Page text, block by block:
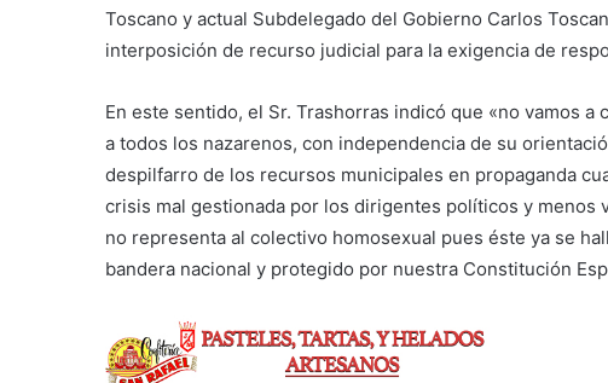
Toscano y actual Subdelegado del Gobierno Carlos
interposición de recurso judicial para la exigencia de
En este sentido, el Sr. Trashorras indicó que «no vamos
a todos los nazarenos, con independencia de su
despilfarro de los recursos municipales en propaganda
crisis mal gestionada por los dirigentes políticos y menos
no representa al colectivo homosexual pues éste ya se
bandera nacional y protegido por nuestra Constitución